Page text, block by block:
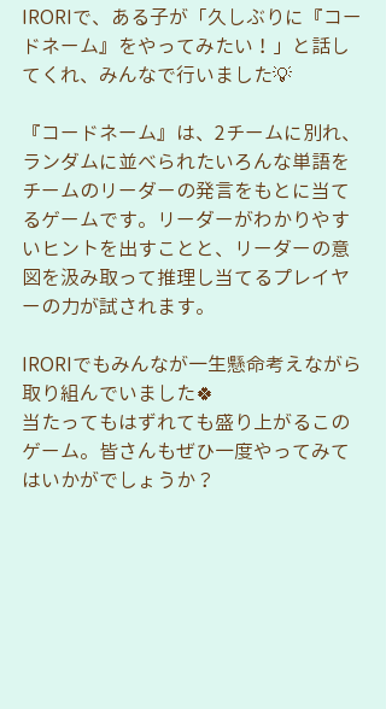
IRORIで、ある子が「久しぶりに『コー
ドネーム』をやってみたい！」と話し
てくれ、みんなで行いました💡
『コードネーム』は、2チームに別れ、
ランダムに並べられたいろんな単語を
チームのリーダーの発言をもとに当て
るゲームです。リーダーがわかりやす
いヒントを出すことと、リーダーの意
図を汲み取って推理し当てるプレイヤ
ーの力が試されます。
IRORIでもみんなが一生懸命考えながら
取り組んでいました🍀
当たってもはずれても盛り上がるこの
ゲーム。皆さんもぜひ一度やってみて
はいかがでしょうか？